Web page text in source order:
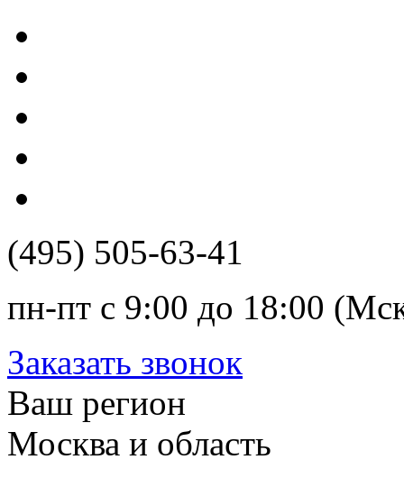
(495) 505-63-41
пн-пт с 9:00 до 18:00
Заказать звонок
Ваш регион
Москва и область